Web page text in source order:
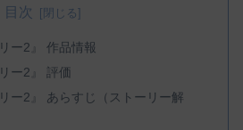
目次
ー2』 作品情報
ー2』 評価
ー2』 あらすじ（ストーリー解